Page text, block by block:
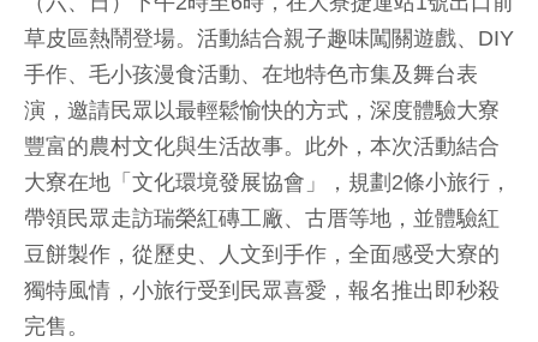
草皮區熱鬧登場。活動結合親子趣味闖關遊戲、DIY
手作、毛小孩漫食活動、在地特色市集及舞台表
演，邀請民眾以最輕鬆愉快的方式，深度體驗大寮
豐富的農村文化與生活故事。此外，本次活動結合
大寮在地「文化環境發展協會」，規劃2條小旅行，
帶領民眾走訪瑞榮紅磚工廠、古厝等地，並體驗紅
豆餅製作，從歷史、人文到手作，全面感受大寮的
獨特風情，小旅行受到民眾喜愛，報名推出即秒殺
完售。